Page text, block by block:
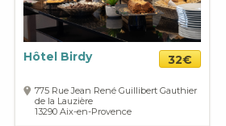
Hôtel Birdy 32€
775 Rue Jean René Guillibert Gauthier
de la Lauzière
13290 Aix-en-Provence